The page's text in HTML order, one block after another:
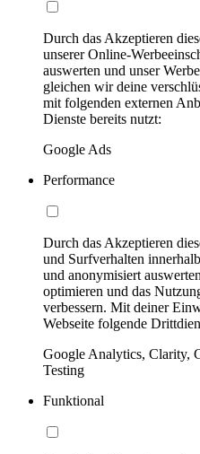
Durch das Akzeptieren
unserer Online-
auswerten und unser
gleichen wir deine
mit folgenden externen
Dienste bereits nutzt:
Google Ads
Performance
Durch das Akzeptieren
und Surfverhalten
und anonymisiert
optimieren und das
verbessern. Mit deiner
Webseite folgende
Google Analytics, Clarity,
Testing
Funktional